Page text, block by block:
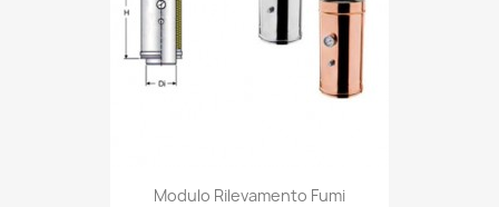
Modulo Rilevamento Fumi